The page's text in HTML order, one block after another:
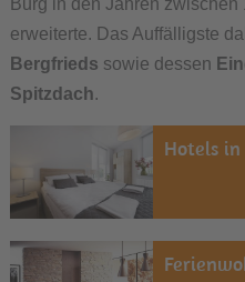
Burg in den Jahren
erweiterte. Das Auffälligste
Bergfrieds sowie dessen
Spitzdach.
Hotels